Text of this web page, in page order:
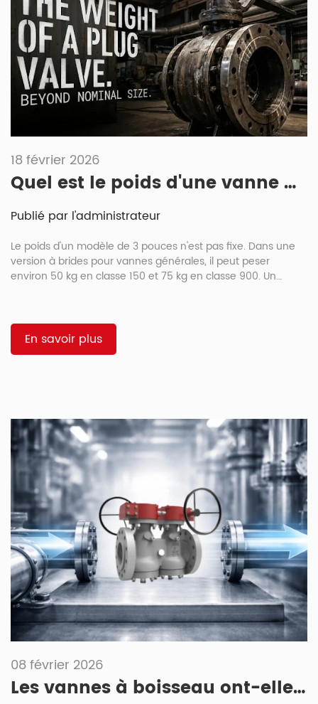
18 février 2026
Quel est le poids d'une vanne à bouchon de 3 pouces et 2×2 ? Guide des tailles, dimensions et classes de pression
Publié par l'administrateur
Le poids d'un modèle de 3 pouces n'est pas fixe. Dans une
version à brides pour vannes générales, il peut peser
environ 50 kg en classe 150 et 75 kg en classe 900. Un
varie selon la classe de pression, le type de raccordement,
[…]En savoir plus
08 février 2026
Les vannes à boisseau ont-elles un sens d'écoulement ?